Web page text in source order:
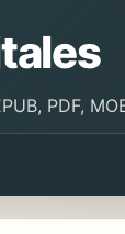
PDF,